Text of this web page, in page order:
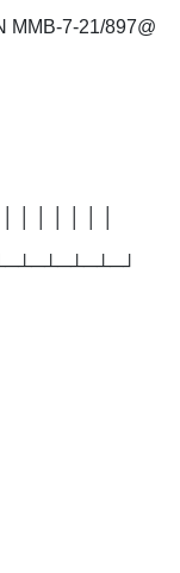
ММВ-7-21/897@